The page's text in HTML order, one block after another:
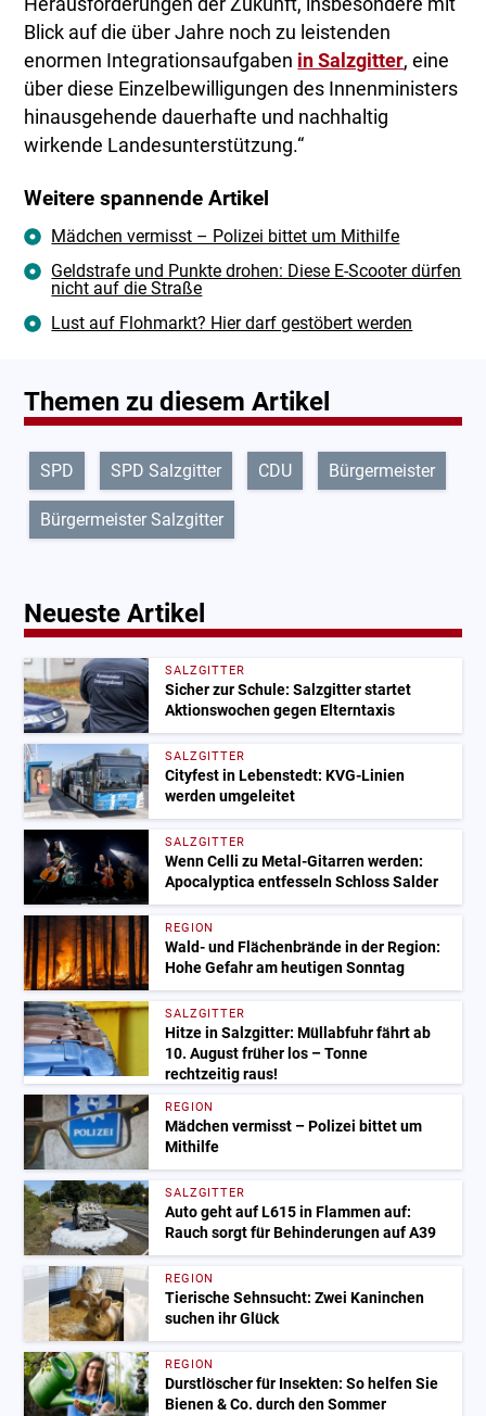
Herausforderungen der Zukunft, insbesondere mit
Blick auf die über Jahre noch zu leistenden
enormen Integrationsaufgaben in Salzgitter, eine
über diese Einzelbewilligungen des Innenministers
hinausgehende dauerhafte und nachhaltig
wirkende Landesunterstützung.“
Weitere spannende Artikel
Mädchen vermisst – Polizei bittet um Mithilfe
Geldstrafe und Punkte drohen: Diese E-Scooter dürfen
nicht auf die Straße
Lust auf Flohmarkt? Hier darf gestöbert werden
Themen zu diesem Artikel
SPD SPD Salzgitter CDU Bürgermeister
Bürgermeister Salzgitter
Neueste Artikel
SALZGITTER
Sicher zur Schule: Salzgitter startet
Aktionswochen gegen Elterntaxis
SALZGITTER
Cityfest in Lebenstedt: KVG-Linien
werden umgeleitet
SALZGITTER
Wenn Celli zu Metal-Gitarren werden:
Apocalyptica entfesseln Schloss Salder
REGION
Wald- und Flächenbrände in der Region:
Hohe Gefahr am heutigen Sonntag
SALZGITTER
Hitze in Salzgitter: Müllabfuhr fährt ab
10. August früher los – Tonne
rechtzeitig raus!
REGION
Mädchen vermisst – Polizei bittet um
Mithilfe
SALZGITTER
Auto geht auf L615 in Flammen auf:
Rauch sorgt für Behinderungen auf A39
REGION
Tierische Sehnsucht: Zwei Kaninchen
suchen ihr Glück
REGION
Durstlöscher für Insekten: So helfen Sie
Bienen & Co. durch den Sommer